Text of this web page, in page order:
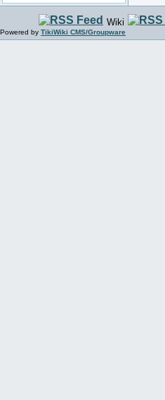
Wiki
Powered by TikiWiki CMS/Groupware